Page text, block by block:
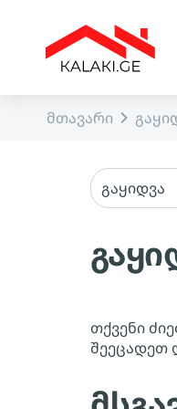
მთავარი
გაყიდვა
თქვენი
შეეცადეთ